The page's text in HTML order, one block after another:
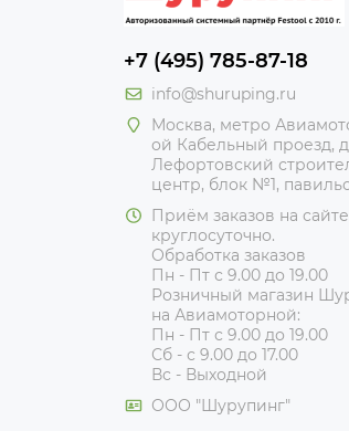
+7 (495) 785-87-18
info@shuruping.ru
Москва, метро
ой Кабельный проезд,
Лефортовский
центр, блок №1,
Приём заказов на
круглосуточно.
Обработка заказов
Пн - Пт с 9.00 до 19.00
Розничный магазин
на Авиамоторной:
Пн - Пт с 9.00 до 19.00
Сб - с 9.00 до 17.00
Вс - Выходной
ООО "Шурупинг"